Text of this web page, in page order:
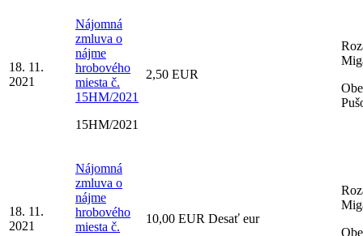
18. 11.
2021
Nájomná
zmluva o
nájme
hrobového
miesta č.
15HM/2021
15HM/2021
2,50 EUR
18. 11.
2021
Nájomná
zmluva o
nájme
hrobového
miesta č.
10,00 EUR Desať eur